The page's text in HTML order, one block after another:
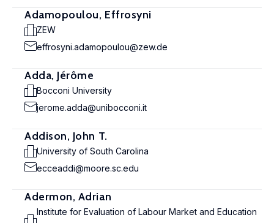
Adamopoulou, Effrosyni
ZEW
effrosyni.adamopoulou@zew.de
Adda, Jérôme
Bocconi University
jerome.adda@unibocconi.it
Addison, John T.
University of South Carolina
ecceaddi@moore.sc.edu
Adermon, Adrian
Institute for Evaluation of Labour Market and Education